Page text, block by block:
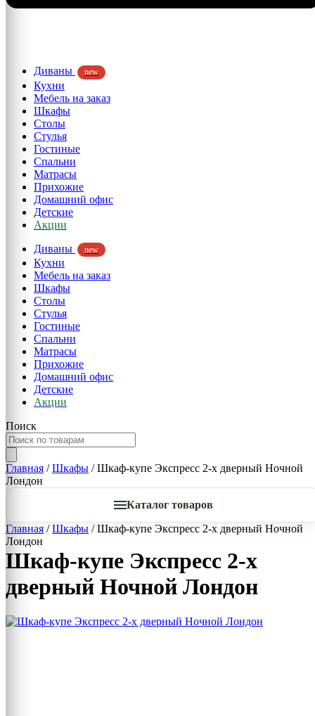
Диваны new
Кухни
Мебель на заказ
Шкафы
Столы
Стулья
Гостиные
Спальни
Матрасы
Прихожие
Домашний офис
Детские
Акции
Диваны
new
Кухни
Мебель на заказ
Шкафы
Столы
Стулья
Гостиные
Спальни
Матрасы
Прихожие
Домашний офис
Детские
Акции
Поиск
Главная /Шкафы / Шкаф-купе Экспресс 2-х дверный Ночной
Лондон
Каталог товаров
Главная /Шкафы / Шкаф-купе Экспресс 2-х дверный Ночной
Лондон
Шкаф-купе Экспресс 2-х
дверный Ночной Лондон